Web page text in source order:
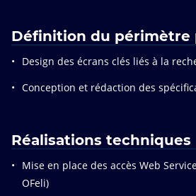
Définition du périmètre
Design des écrans clés liés à la
Conception et rédaction des
Réalisations techniques
Mise en place des accès Web
OFeli)